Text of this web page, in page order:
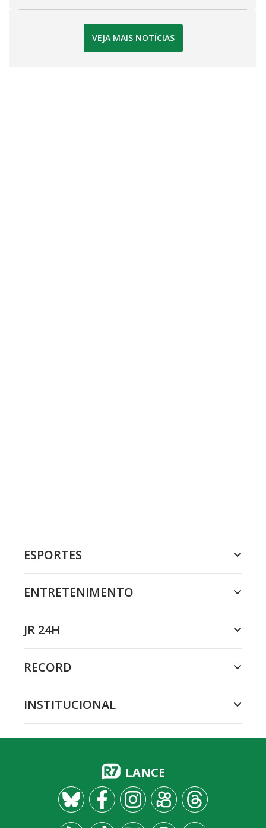
VEJA MAIS NOTÍCIAS
ESPORTES
ENTRETENIMENTO
JR 24H
RECORD
INSTITUCIONAL
LANCE